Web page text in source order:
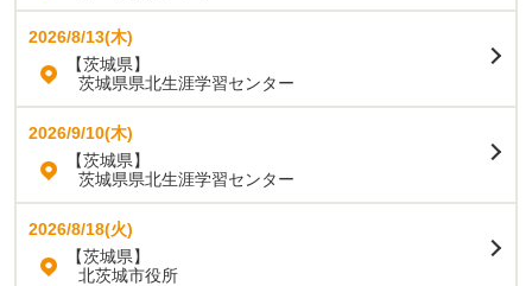
2026/8/13(木)
【茨城県】
茨城県県北生涯学習センター
2026/9/10(木)
【茨城県】
茨城県県北生涯学習センター
2026/8/18(火)
【茨城県】
北茨城市役所